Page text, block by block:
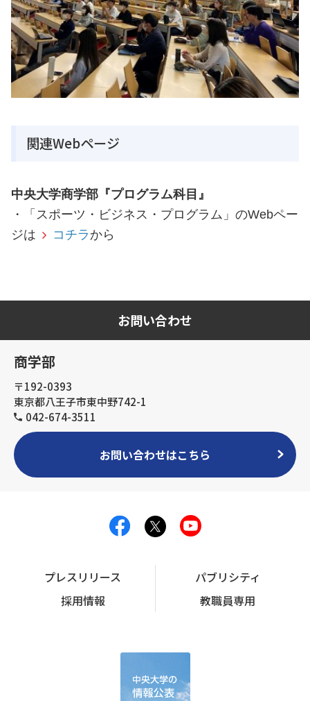
関連Webページ
中央大学商学部『プログラム科目』
・「スポーツ・ビジネス・プログラム」のWebペー
ジは
コチラ から
お問い合わせ
商学部
〒192-0393
東京都八王子市東中野742-1
042-674-3511
お問い合わせはこちら
プレスリリース
パブリシティ
採用情報
教職員専用